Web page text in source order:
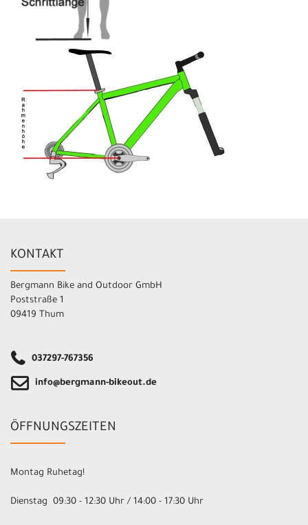
KONTAKT
Bergmann Bike and Outdoor GmbH
Poststraße 1
09419 Thum
037297-767356
info@bergmann-bikeout.de
ÖFFNUNGSZEITEN
Montag Ruhetag!
Dienstag 09:30 - 12:30 Uhr / 14:00 - 17:30 Uhr